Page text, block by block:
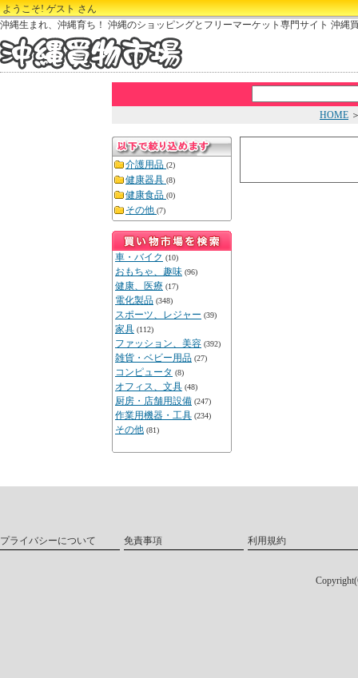
ようこそ! ゲスト さん
沖縄生まれ、沖縄育ち！ 沖縄のショッピングとフリーマーケット専門サイト 沖縄
HOME
介護用品 (2)
健康器具 (8)
健康食品 (0)
その他 (7)
車・バイク (10)
おもちゃ、趣味 (96)
健康、医療 (17)
電化製品 (348)
スポーツ、レジャー (39)
家具 (112)
ファッション、美容 (392)
雑貨・ベビー用品 (27)
コンピュータ (8)
オフィス、文具 (48)
厨房・店舗用設備 (247)
作業用機器・工具 (234)
その他 (81)
プライバシーについて 免責事項 利用規約